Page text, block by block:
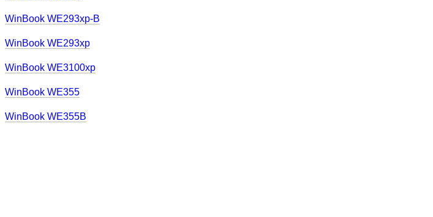
WinBook WE293xp-B
WinBook WE293xp
WinBook WE3100xp
WinBook WE355
WinBook WE355B